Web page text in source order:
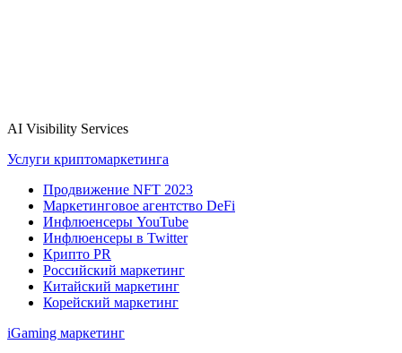
AI Visibility Services
Услуги криптомаркетинга
Продвижение NFT 2023
Маркетинговое агентство DeFi
Инфлюенсеры YouTube
Инфлюенсеры в Twitter
Крипто PR
Российский маркетинг
Китайский маркетинг
Корейский маркетинг
iGaming маркетинг